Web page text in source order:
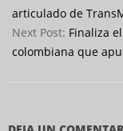
14
articulado de
Next Post: Finaliza
colombiana que